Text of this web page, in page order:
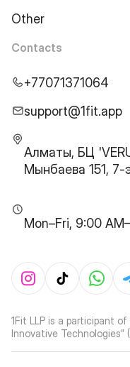
Other
Contacts
+77071371064
support@1fit.app
Алматы, БЦ
Мынбаева 151, 7-
Mon–Fri, 9:00
1Fit LLP is a participant
Innovative Technologies”